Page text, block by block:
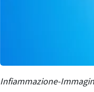
Infiammazione-